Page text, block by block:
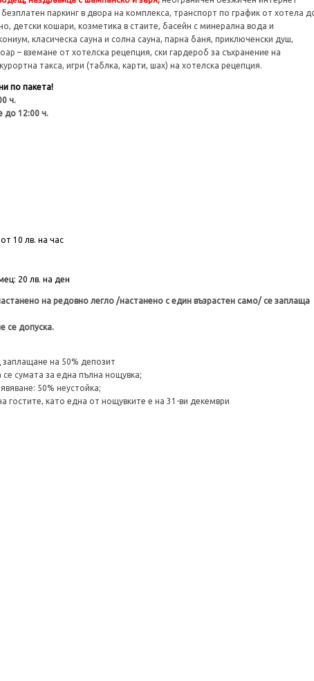
паркинг в двора на комплекса, транспорт по график от хотела
детски кошари, козметика в стаите, басейн с минерална вода и
класическа сауна и солна сауна, парна баня, приключенски душ,
– вземане от хотелска рецепция, ски гардероб за съхранение на
такса, игри (таблка, карти, шах) на хотелска рецепция.
по пакета!
ч.
до 12:00 ч.
10 лв. на час
20 лв. на ден
на редовно легло /настанено с един възрастен само/ се заплаща
се допуска.
заплащане на 50% депозит
сумата за една пълна нощувка;
50% неустойка;
гостите, като една от нощувките е на 31-ви декември